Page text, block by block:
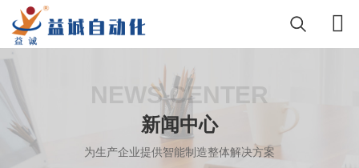
NEWS CENTER
新闻中心
为生产企业提供智能制造整体解决方案